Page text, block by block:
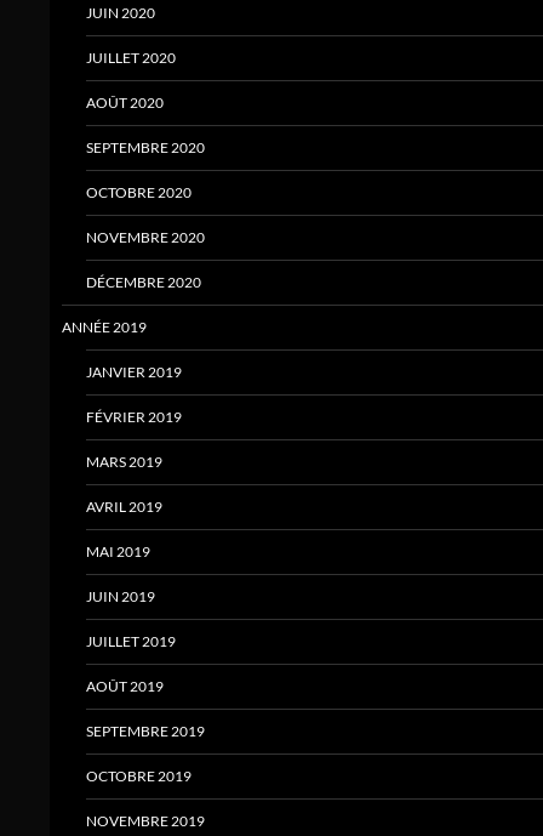
JUIN 2020
JUILLET 2020
AOÛT 2020
SEPTEMBRE 2020
OCTOBRE 2020
NOVEMBRE 2020
DÉCEMBRE 2020
ANNÉE 2019
JANVIER 2019
FÉVRIER 2019
MARS 2019
AVRIL 2019
MAI 2019
JUIN 2019
JUILLET 2019
AOÛT 2019
SEPTEMBRE 2019
OCTOBRE 2019
NOVEMBRE 2019